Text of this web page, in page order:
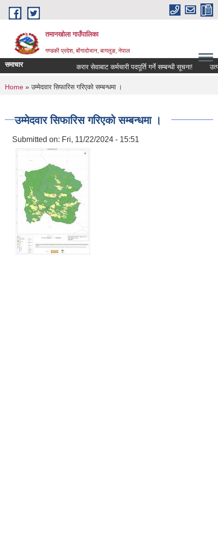
Skip to main content
तमानखोला गाउँपालिका
गण्डकी प्रदेश, बोंगादोभान, बागलुङ, नेपाल
समाचार करार सेवाबाट कर्मचारी पदपूर्ति गर्ने सम्बन्धी सूचना!
You are here
Home » उम्मेदवार सिफारिस गरिएकाे सम्बन्धमा ।
उम्मेदवार सिफारिस गरिएकाे सम्बन्धमा ।
Submitted on: Fri, 11/22/2024 - 15:51